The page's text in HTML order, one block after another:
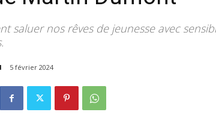
saluer nos rêves de jeunesse avec
5 février 2024